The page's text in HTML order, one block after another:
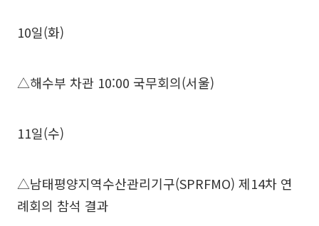
10일(화)
△해수부 차관 10:00 국무회의(서울)
11일(수)
△남태평양지역수산관리기구(SPRFMO) 제14차 연
례회의 참석 결과